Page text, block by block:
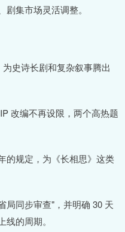
集市场灵活调整。
史诗长剧和复杂叙事腾出
改编不再设限，两个高热题
的规定，为《长相思》这类
局同步审查"，并明确 30 天
的周期。